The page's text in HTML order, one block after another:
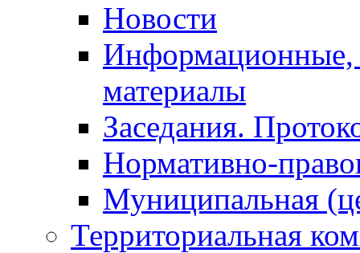
Новости
Информационные,
материалы
Заседания.
Нормативно-
Муниципальная
Территориальная